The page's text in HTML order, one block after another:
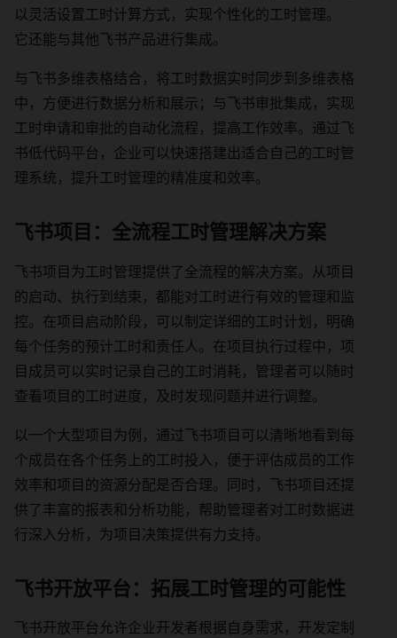
以灵活设置工时计算方式，实现个性化的工时管理。
它还能与其他飞书产品进行集成。
与飞书多维表格结合，将工时数据实时同步到多维表格
中，方便进行数据分析和展示；与飞书审批集成，实现
工时申请和审批的自动化流程，提高工作效率。通过飞
书低代码平台，企业可以快速搭建出适合自己的工时管
理系统，提升工时管理的精准度和效率。
飞书项目：全流程工时管理解决方案
飞书项目为工时管理提供了全流程的解决方案。从项目
的启动、执行到结束，都能对工时进行有效的管理和监
控。在项目启动阶段，可以制定详细的工时计划，明确
每个任务的预计工时和责任人。在项目执行过程中，项
目成员可以实时记录自己的工时消耗，管理者可以随时
查看项目的工时进度，及时发现问题并进行调整。
以一个大型项目为例，通过飞书项目可以清晰地看到每
个成员在各个任务上的工时投入，便于评估成员的工作
效率和项目的资源分配是否合理。同时，飞书项目还提
供了丰富的报表和分析功能，帮助管理者对工时数据进
行深入分析，为项目决策提供有力支持。
飞书开放平台：拓展工时管理的可能性
飞书开放平台允许企业开发者根据自身需求，开发定制